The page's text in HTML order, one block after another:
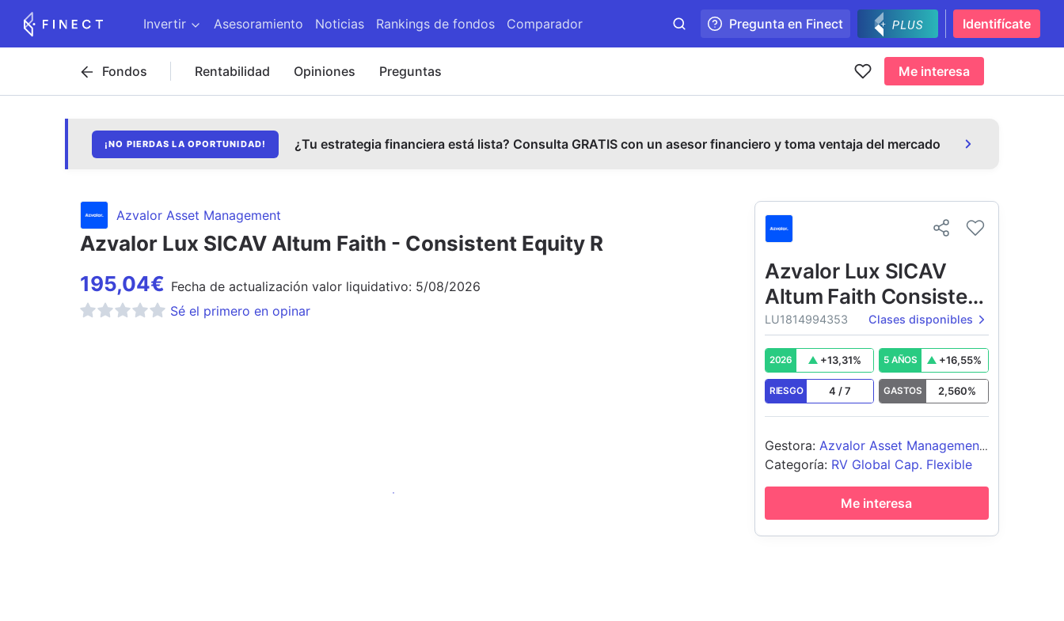
Invertir Asesoramiento Noticias Rankings de fondos Comparador Pregunta en Finect Identifícate
Fondos Rentabilidad Opiniones Preguntas Me interesa
¡NO PIERDAS LA OPORTUNIDAD! ¿Tu estrategia financiera está lista? Consulta GRATIS con un asesor financiero y toma ventaja del mercado
Azvalor Asset Management
Azvalor Lux SICAV Altum Faith - Consistent Equity R
195,04€ Fecha de actualización valor liquidativo: 5/08/2026
Sé el primero en opinar
Azvalor Lux SICAV
Altum Faith Consistent
Equity
LU1814994353 Clases disponibles
2026 +13,31% 5 AÑOS +16,55%
RIESGO 4 /7 GASTOS 2,560%
Gestora: Azvalor Asset Management
SGIIC
Categoría: RV Global Cap. Flexible
Me interesa